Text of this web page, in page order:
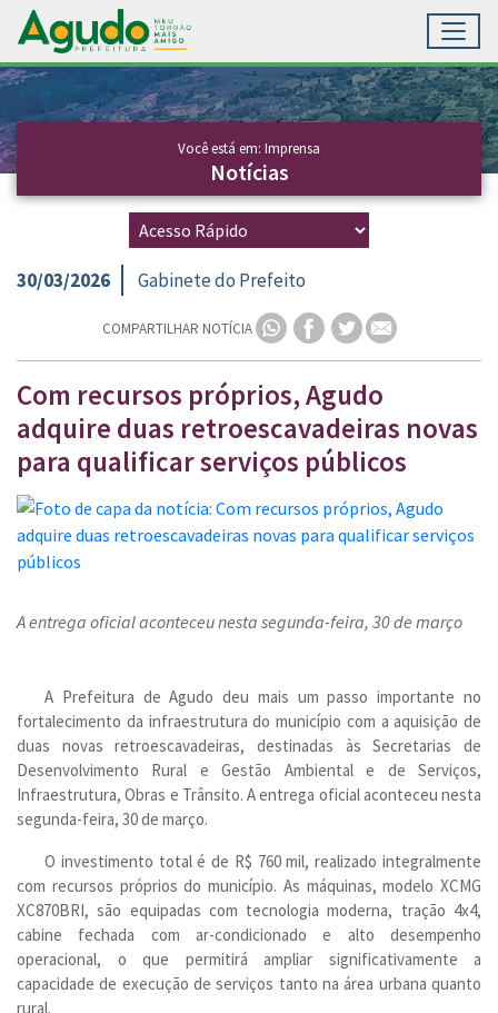
Ir para conteúdo principal
Conteúdo Principal
Você está em: Imprensa
Notícias
30/03/2026 Gabinete do Prefeito
COMPARTILHAR NOTÍCIA
Com recursos próprios, Agudo
adquire duas retroescavadeiras novas
para qualificar serviços públicos
A entrega oficial aconteceu nesta segunda-feira, 30 de março
A Prefeitura de Agudo deu mais um passo importante no
fortalecimento da infraestrutura do município com a aquisição de
duas novas retroescavadeiras, destinadas às Secretarias de
Desenvolvimento Rural e Gestão Ambiental e de Serviços,
Infraestrutura, Obras e Trânsito. A entrega oficial aconteceu nesta
segunda-feira, 30 de março.
O investimento total é de R$ 760 mil, realizado integralmente
com recursos próprios do município. As máquinas, modelo XCMG
XC870BRI, são equipadas com tecnologia moderna, tração 4x4,
cabine fechada com ar-condicionado e alto desempenho
operacional, o que permitirá ampliar significativamente a
capacidade de execução de serviços tanto na área urbana quanto
rural.